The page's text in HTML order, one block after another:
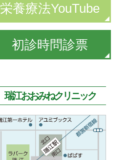
栄養療法YouTube
初診時問診票
瑞江おおみねクリニック